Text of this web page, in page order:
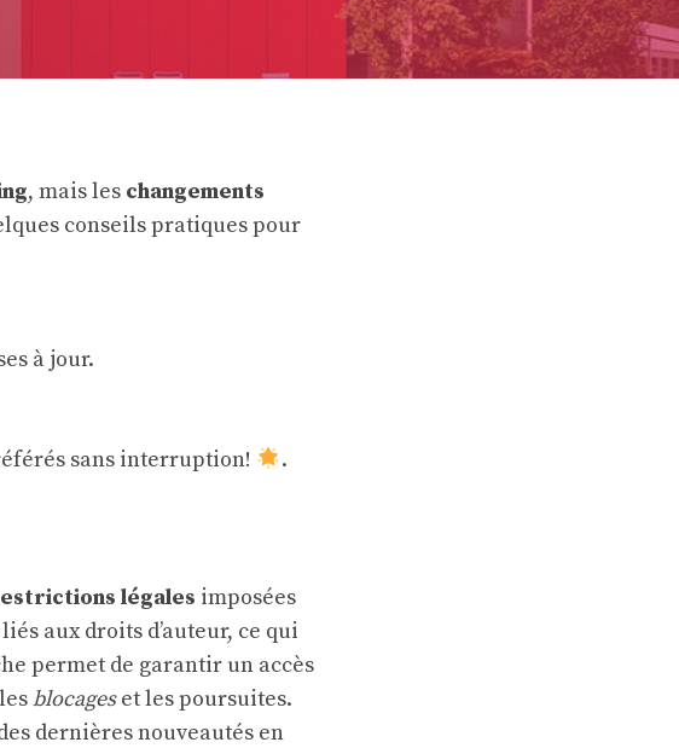
, mais les changements
conseils pratiques pour
à jour.
sans interruption! .
légales imposées
aux droits d’auteur, ce qui
permet de garantir un accès
blocageset les poursuites.
dernières nouveautés en